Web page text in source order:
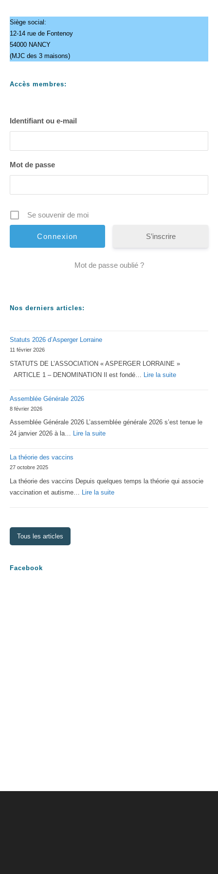
Siège social:
12-14 rue de Fontenoy
54000 NANCY
(MJC des 3 maisons)
Accès membres:
Identifiant ou e-mail
Mot de passe
Se souvenir de moi
S’inscrire
Mot de passe oublié ?
Nos derniers articles:
Statuts 2026 d’Asperger Lorraine
11 février 2026
STATUTS DE L’ASSOCIATION « ASPERGER LORRAINE »
ARTICLE 1 – DENOMINATION Il est fondé… Lire la suite:
Lorraine
Assemblée Générale 2026
8 février 2026
Assemblée Générale 2026 L’assemblée générale 2026 s’est tenue le
24 janvier 2026 à la… Lire la suite:
La théorie des vaccins
27 octobre 2025
La théorie des vaccins Depuis quelques temps la théorie qui associe
vaccination et autisme… Lire la suite:
Tous les articles
Facebook